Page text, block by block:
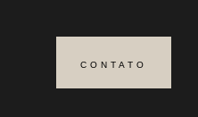
CONTATO